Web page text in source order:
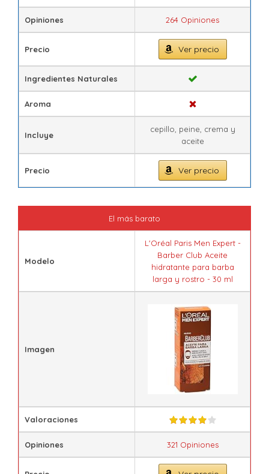
Opiniones 264 Opiniones
Precio Ver precio
Ingredientes Naturales
Aroma
Incluye
cepillo, peine, crema y
aceite
Precio Ver precio
El más barato
Modelo
L'Oréal Paris Men Expert -
Barber Club Aceite
hidratante para barba
larga y rostro - 30 ml
Imagen
Valoraciones
Opiniones 321 Opiniones